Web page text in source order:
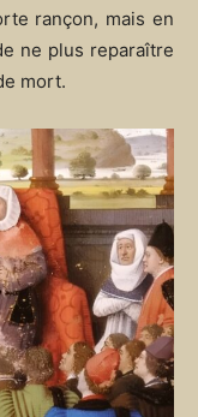
rançon, mais en
ne plus reparaître
mort.